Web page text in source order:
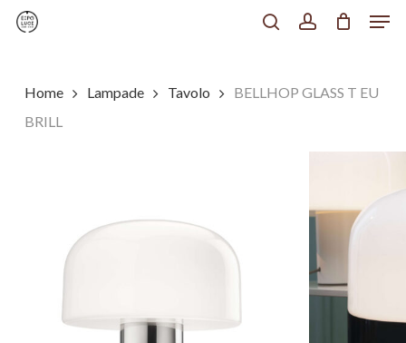
Skip
content
Home Lampade Tavolo
BELLHOP GLASS T EU
BRILL